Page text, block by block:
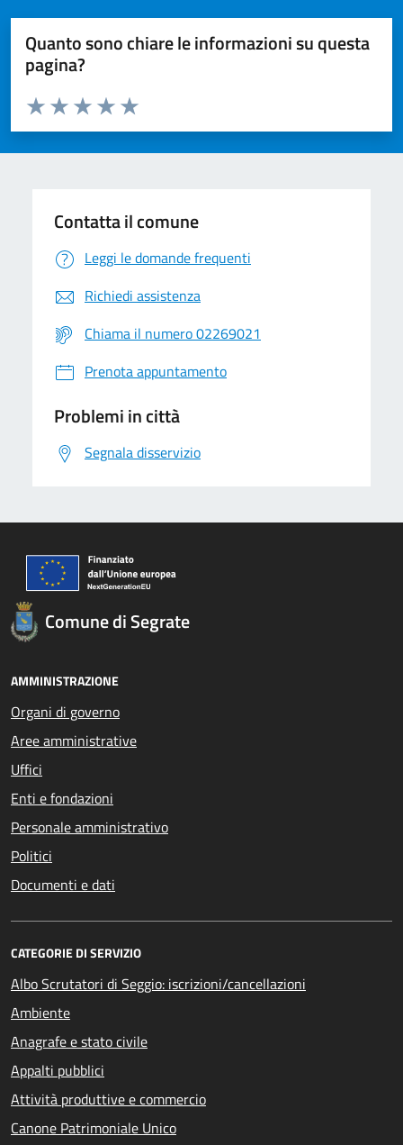
Quanto sono chiare le informazioni su questa
pagina?
Valuta da 1 a 5 stelle la pagina
Valuta 5 stelle su 5
Valuta 4 stelle su 5
Valuta 3 stelle su 5
Valuta 2 stelle su 5
Valuta 1 stelle su 5
Contatta il comune
Leggi le domande frequenti
Richiedi assistenza
Chiama il numero 02269021
Prenota appuntamento
Problemi in città
Segnala disservizio
Comune di Segrate
AMMINISTRAZIONE
Organi di governo
Aree amministrative
Uffici
Enti e fondazioni
Personale amministrativo
Politici
Documenti e dati
CATEGORIE DI SERVIZIO
Albo Scrutatori di Seggio: iscrizioni/cancellazioni
Ambiente
Anagrafe e stato civile
Appalti pubblici
Attività produttive e commercio
Canone Patrimoniale Unico